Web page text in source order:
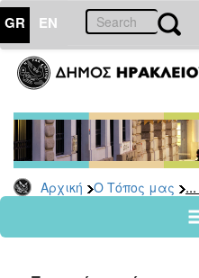
GR EN
Αρχική Ο Τόπος μας ...
ΤΟΠΟΣ
ΜΑΣ
Ανακοινώσεις
Αρχείο
2026
2024